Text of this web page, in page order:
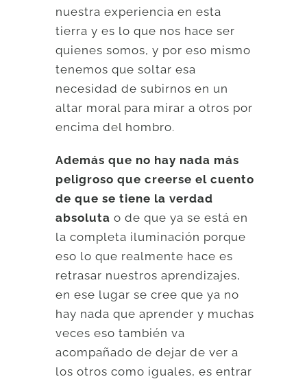
nuestra experiencia en esta
tierra y es lo que nos hace ser
quienes somos, y por eso mismo
tenemos que soltar esa
necesidad de subirnos en un
altar moral para mirar a otros por
encima del hombro.
Además que no hay nada más
peligroso que creerse el cuento
de que se tiene la verdad
absoluta o de que ya se está en
la completa iluminación porque
eso lo que realmente hace es
retrasar nuestros aprendizajes,
en ese lugar se cree que ya no
hay nada que aprender y muchas
veces eso también va
acompañado de dejar de ver a
los otros como iguales, es entrar